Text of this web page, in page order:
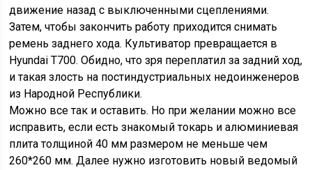
движение назад с выключенными сцеплениями.
Затем, чтобы закончить работу приходится снимать
ремень заднего хода. Культиватор превращается в
Hyundai T700. Обидно, что зря переплатил за задний ход,
и такая злость на постиндустриальных недоинженеров
из Народной Республики.
Можно все так и оставить. Но при желании можно все
исправить, если есть знакомый токарь и алюминиевая
плита толщиной 40 мм размером не меньше чем
260*260 мм. Далее нужно изготовить новый ведомый